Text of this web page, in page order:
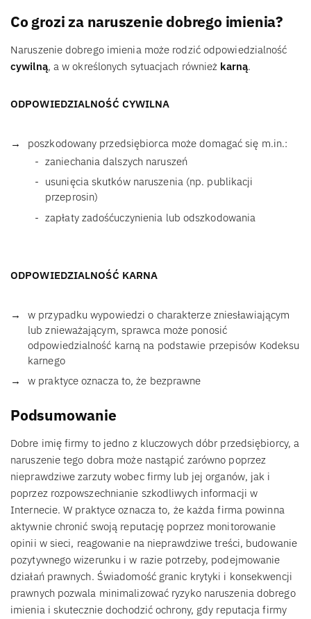
Co grozi za naruszenie dobrego imienia?
Naruszenie dobrego imienia może rodzić odpowiedzialność
cywilną, a w określonych sytuacjach również karną.
ODPOWIEDZIALNOŚĆ CYWILNA
poszkodowany przedsiębiorca może domagać się m.in.:
zaniechania dalszych naruszeń
usunięcia skutków naruszenia (np. publikacji
przeprosin)
zapłaty zadośćuczynienia lub odszkodowania
ODPOWIEDZIALNOŚĆ KARNA
w przypadku wypowiedzi o charakterze zniesławiającym
lub znieważającym, sprawca może ponosić
odpowiedzialność karną na podstawie przepisów Kodeksu
karnego
w praktyce oznacza to, że bezprawne
Podsumowanie
Dobre imię firmy to jedno z kluczowych dóbr przedsiębiorcy, a
naruszenie tego dobra może nastąpić zarówno poprzez
nieprawdziwe zarzuty wobec firmy lub jej organów, jak i
poprzez rozpowszechnianie szkodliwych informacji w
Internecie. W praktyce oznacza to, że każda firma powinna
aktywnie chronić swoją reputację poprzez monitorowanie
opinii w sieci, reagowanie na nieprawdziwe treści, budowanie
pozytywnego wizerunku i w razie potrzeby, podejmowanie
działań prawnych. Świadomość granic krytyki i konsekwencji
prawnych pozwala minimalizować ryzyko naruszenia dobrego
imienia i skutecznie dochodzić ochrony, gdy reputacja firmy